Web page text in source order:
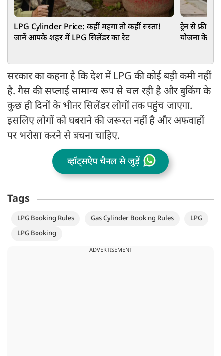
LPG Cylinder Price: कहीं महंगा तो कहीं सस्ता!
जानें आपके शहर में LPG सिलेंडर का रेट
ट्रेन से फ्री
योजना के
सरकार का कहना है कि देश में LPG की कोई बड़ी कमी नहीं
है. गैस की सप्लाई सामान्य रूप से चल रही है और बुकिंग के
कुछ ही दिनों के भीतर सिलेंडर लोगों तक पहुंच जाएगा.
इसलिए लोगों को घबराने की जरूरत नहीं है और अफवाहों
पर भरोसा करने से बचना चाहिए.
व्हॉट्सऐप चैनल से जुड़ें
Tags
LPG Booking Rules Gas Cylinder Booking Rules
LPG
LPG Booking
ADVERTISEMENT